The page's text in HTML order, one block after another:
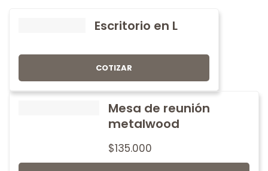
Escritorio en L
COTIZAR
Mesa de reunión
metalwood
$135.000